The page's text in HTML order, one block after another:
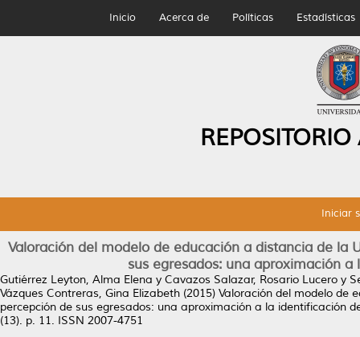
Inicio Acerca de Políticas Estadísticas
Iniciar
Valoración del modelo de educación a distancia de
sus egresados: una aproximación
Gutiérrez Leyton, Alma Elena y Cavazos Salazar, Rosario Lucero y
Vázques Contreras, Gina Elizabeth (2015) Valoración del modelo de
percepción de sus egresados: una aproximación a la identificación
(13). p. 11. ISSN 2007-4751